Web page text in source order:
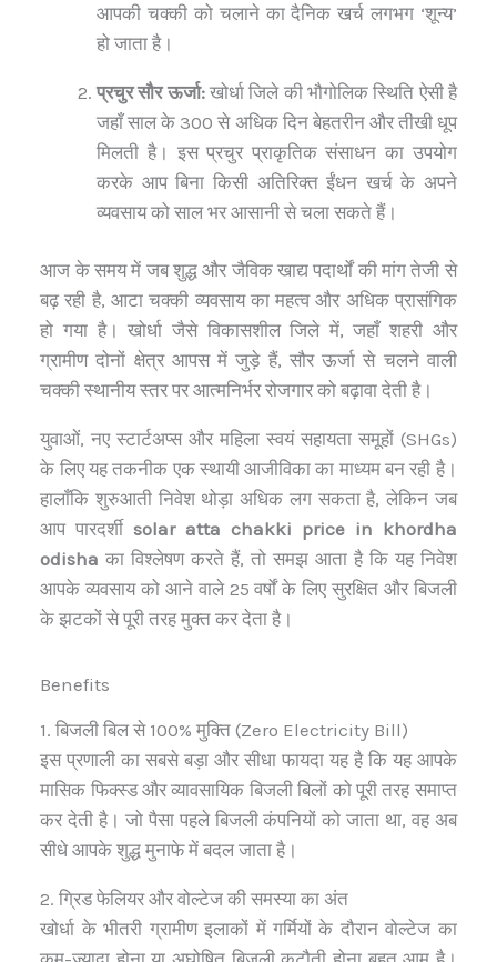
आपकी चक्की को चलाने का दैनिक खर्च लगभग ‘शून्य’
हो जाता है।
प्रचुर सौर ऊर्जा:खोर्धा जिले की भौगोलिक स्थिति ऐसी है
जहाँ साल के 300 से अधिक दिन बेहतरीन और तीखी धूप
मिलती है। इस प्रचुर प्राकृतिक संसाधन का उपयोग
करके आप बिना किसी अतिरिक्त ईंधन खर्च के अपने
व्यवसाय को साल भर आसानी से चला सकते हैं।
आज के समय में जब शुद्ध और जैविक खाद्य पदार्थों की मांग तेजी से
बढ़ रही है, आटा चक्की व्यवसाय का महत्व और अधिक प्रासंगिक
हो गया है। खोर्धा जैसे विकासशील जिले में, जहाँ शहरी और
ग्रामीण दोनों क्षेत्र आपस में जुड़े हैं, सौर ऊर्जा से चलने वाली
चक्की स्थानीय स्तर पर आत्मनिर्भर रोजगार को बढ़ावा देती है।
युवाओं, नए स्टार्टअप्स और महिला स्वयं सहायता समूहों (SHGs)
के लिए यह तकनीक एक स्थायी आजीविका का माध्यम बन रही है।
हालाँकि शुरुआती निवेश थोड़ा अधिक लग सकता है, लेकिन जब
आप पारदर्शीsolar atta chakki price in khordha
odisha का विश्लेषण करते हैं, तो समझ आता है कि यह निवेश
आपके व्यवसाय को आने वाले 25 वर्षों के लिए सुरक्षित और बिजली
के झटकों से पूरी तरह मुक्त कर देता है।
Benefits
1. बिजली बिल से 100% मुक्ति (Zero Electricity Bill)
इस प्रणाली का सबसे बड़ा और सीधा फायदा यह है कि यह आपके
मासिक फिक्स्ड और व्यावसायिक बिजली बिलों को पूरी तरह समाप्त
कर देती है। जो पैसा पहले बिजली कंपनियों को जाता था, वह अब
सीधे आपके शुद्ध मुनाफे में बदल जाता है।
2. ग्रिड फेलियर और वोल्टेज की समस्या का अंत
खोर्धा के भीतरी ग्रामीण इलाकों में गर्मियों के दौरान वोल्टेज का